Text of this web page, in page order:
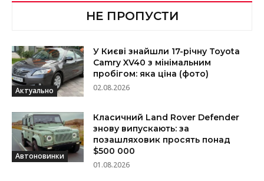
НЕ ПРОПУСТИ
Актуально
У Києві знайшли 17-річну Toyota
Camry XV40 з мінімальним
пробігом: яка ціна (фото)
02.08.2026
Автоновинки
Класичний Land Rover Defender
знову випускають: за
позашляховик просять понад
$500 000
01.08.2026